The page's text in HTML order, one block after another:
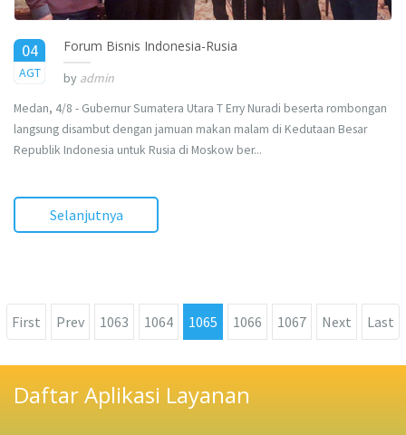
04
AGT
2017
Forum Bisnis Indonesia-Rusia
by admin
Medan, 4/8 - Gubernur Sumatera Utara T Erry Nuradi beserta rombongan
langsung disambut dengan jamuan makan malam di Kedutaan Besar
Republik Indonesia untuk Rusia di Moskow ber...
Selanjutnya
First Prev 1063 1064 1065 1066 1067 Next Last
Daftar Aplikasi Layanan